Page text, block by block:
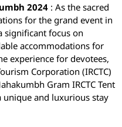
2024 : As the sacred
for the grand event in
significant focus on
accommodations for
experience for devotees,
Corporation (IRCTC)
Gram IRCTC Tent
unique and luxurious stay